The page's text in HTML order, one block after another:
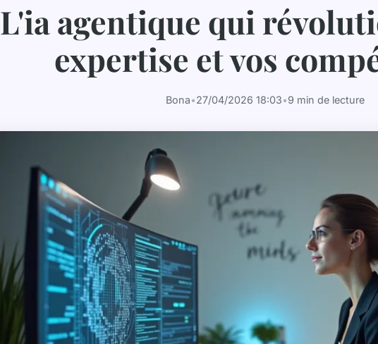
L'ia agentique qui
expertise et vos
Bona•27/04/2026 18:03•9 min de lecture